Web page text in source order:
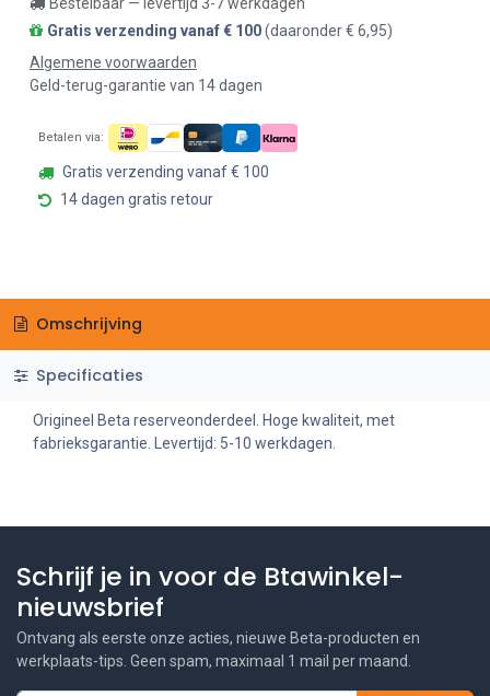
Gratis verzending vanaf € 100(daaronder € 6,95)
Algemene voorwaarden
Geld-terug-garantie van 14 dagen
Betalen via:
Gratis verzending vanaf € 100
14 dagen gratis retour
Omschrijving
Specificaties
Origineel Beta reserveonderdeel. Hoge kwaliteit, met
fabrieksgarantie. Levertijd: 5-10 werkdagen.
Schrijf je in voor de Btawinkel-
nieuwsbrief
Ontvang als eerste onze acties, nieuwe Beta-producten en
werkplaats-tips. Geen spam, maximaal 1 mail per maand.